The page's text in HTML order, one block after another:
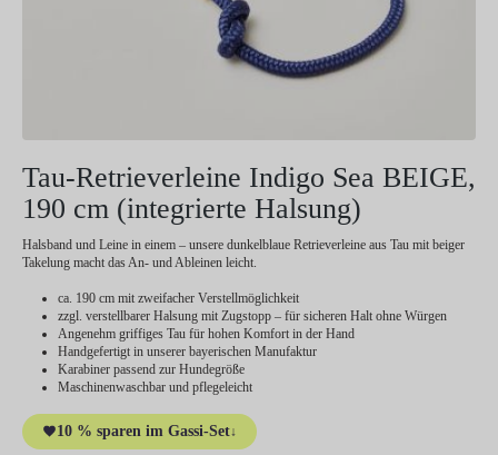
Tau-Retrieverleine Indigo Sea BEIGE,
190 cm (integrierte Halsung)
Halsband und Leine in einem – unsere dunkelblaue Retrieverleine aus Tau mit beiger
Takelung macht das An- und Ableinen leicht.
ca. 190 cm mit zweifacher Verstellmöglichkeit
zzgl. verstellbarer Halsung mit Zugstopp – für sicheren Halt ohne Würgen
Angenehm griffiges Tau für hohen Komfort in der Hand
Handgefertigt in unserer bayerischen Manufaktur
Karabiner passend zur Hundegröße
Maschinenwaschbar und pflegeleicht
10 % sparen im Gassi-Set↓